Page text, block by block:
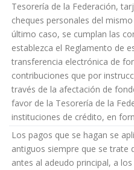
Tesorería de la Federación,
cheques personales del
último caso, se cumplan las
establezca el Reglamento de
transferencia electrónica de
contribuciones que por
través de la afectación de
favor de la Tesorería de la
instituciones de crédito, en
Los pagos que se hagan se
antiguos siempre que se trate
antes al adeudo principal, a